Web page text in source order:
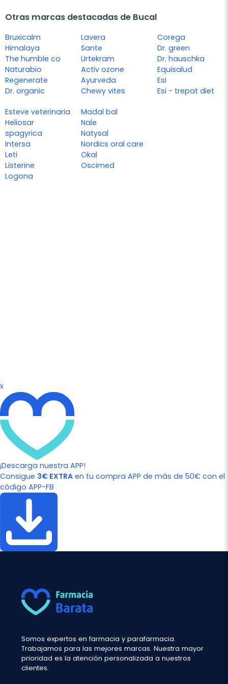
Otras marcas destacadas de Bucal
Bruxicalm
Himalaya
The humble co
Naturabio
Regenerate
Dr. organic
Lavera
Sante
Urtekram
Activ ozone
Ayurveda
Chewy vites
Corega
Dr. green
Dr. hauschka
Equisalud
Esi
Esi - trepat diet
Esteve veterinaria
Heliosar
spagyrica
Intersa
Leti
Listerine
Logona
Madal bal
Nale
Natysal
Nordics oral care
Okal
Oscimed
x
¡Descarga nuestra APP!
Consigue 3€ EXTRA en tu compra APP de más de 50€ con el
código APP-FB
Somos expertos en farmacia y parafarmacia.
Trabajamos para las mejores marcas. Nuestra mayor
prioridad es la atención personalizada a nuestros
clientes.